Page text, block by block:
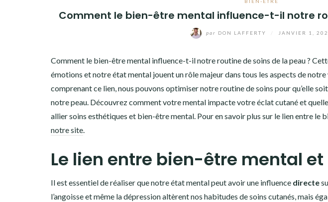
Comment le bien-être mental influence-t-il notre
par DON LAFFERTY JANVIER 1,
Comment le bien-être mental influence-t-il notre routine de soins de la peau ?
émotions et notre état mental jouent un rôle majeur dans tous les aspects de
comprenant ce lien, nous pouvons optimiser notre routine de soins pour qu’elle
notre peau. Découvrez comment votre mental impacte votre éclat cutané et
allier soins esthétiques et bien-être mental. Pour en savoir plus sur le lien entre le
notre site.
Le lien entre bien-être mental
Il est essentiel de réaliser que notre état mental peut avoir une influence directe
l’angoisse et même la dépression altèrent nos habitudes de soins cutanés, mais